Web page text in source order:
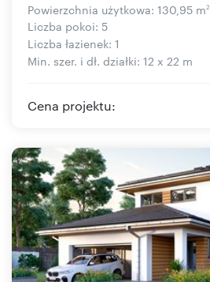
Powierzchnia użytkowa: 130,95 m2
Liczba pokoi: 5
Liczba łazienek: 1
Min. szer. i dł. działki: 12 x 22 m
Cena projektu: